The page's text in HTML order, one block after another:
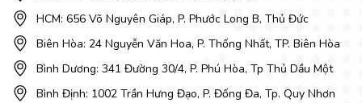
HCM: 656 Võ Nguyên Giáp, P. Phước Long B, Thủ Đức
Biên Hòa: 24 Nguyễn Văn Hoa, P. Thống Nhất, TP. Biên Hòa
Bình Dương: 341 Đường 30/4, P. Phú Hòa, Tp Thủ Dầu Một
Bình Định: 1002 Trần Hưng Đạo, P. Đống Đa, Tp. Quy Nhơn